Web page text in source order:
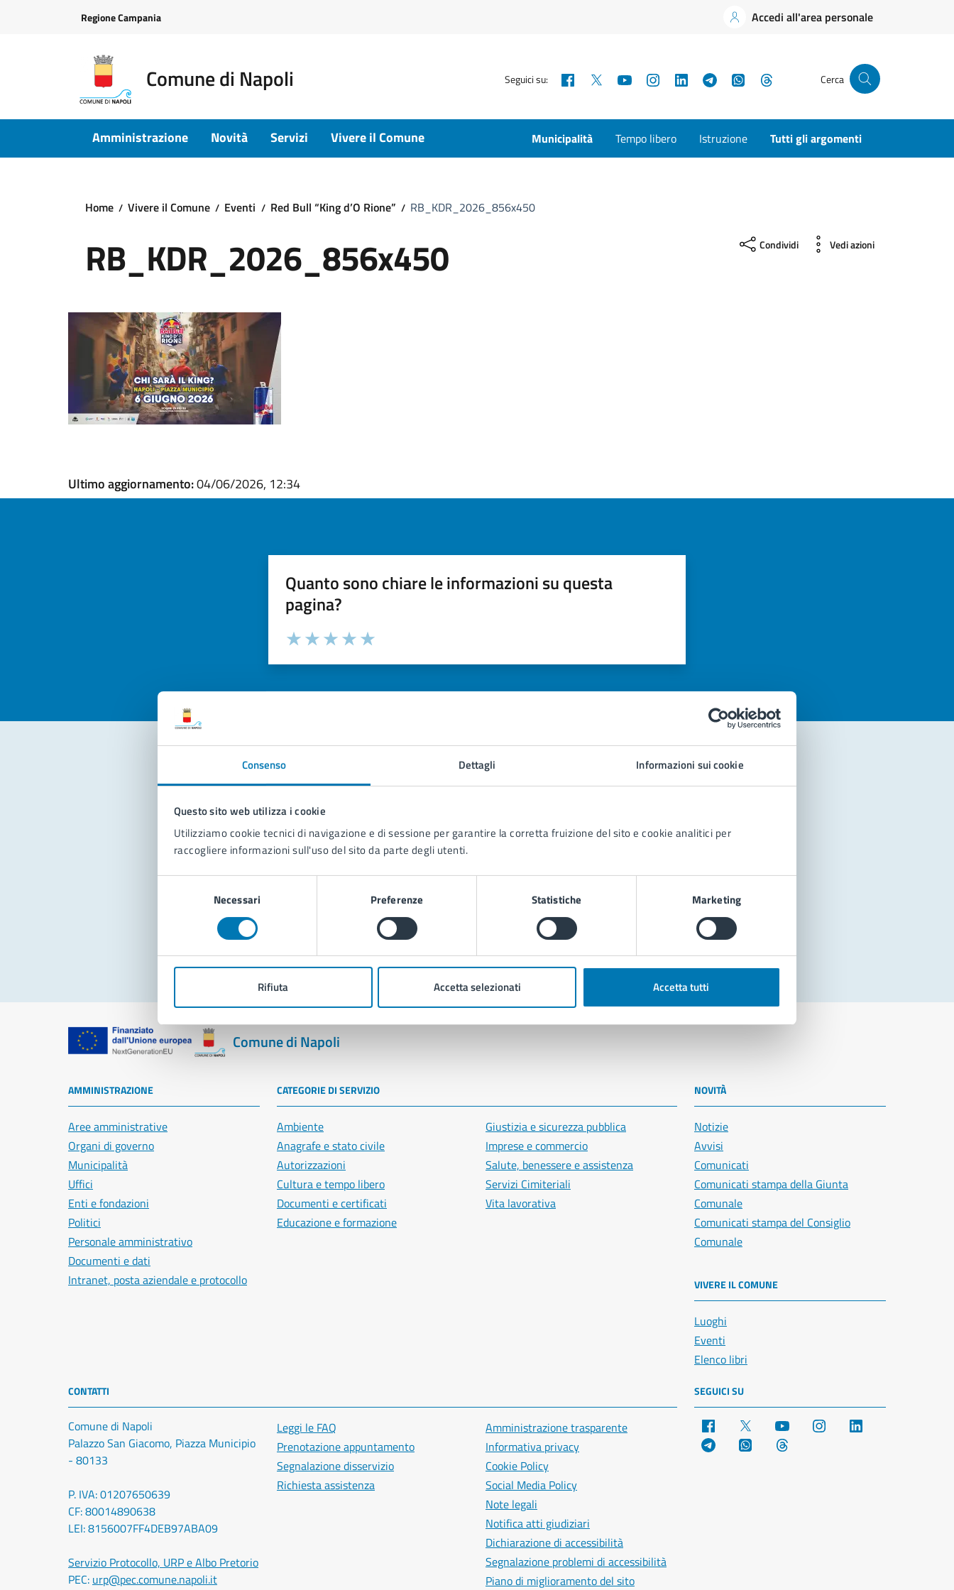
Consenso Dettagli Informazioni sui cookie
Questo sito web utilizza i cookie
Utilizziamo cookie tecnici di navigazione e di sessione per garantire la corretta fruizione del sito e cookie analitici per
raccogliere informazioni sull'uso del sito da parte degli utenti.
Necessari Preferenze Statistiche Marketing
Rifiuta Accetta selezionati Accetta tutti
Regione Campania Accedi all'area personale
Comune di Napoli Seguici su: Facebook YouTubeInstagramLinkedInTelegramWhatsApp Cerca
Amministrazione Novità Servizi Vivere il Comune Municipalità Tempo libero Istruzione Tutti gli argomenti
Home Vivere il Comune Eventi Red Bull “King d’O Rione” RB_KDR_2026_856x450
RB_KDR_2026_856x450 Condividi Vedi azioni
Ultimo aggiornamento:04/06/2026, 12:34
Quanto sono chiare le informazioni su questa
pagina?
Valuta la chiarezza delle informazioni (da 1 a 5 stelle)
Seleziona il numero di stelle per valutare la chiarezza delle informazioni
Contatta il comune
Leggi le domande frequenti
Richiedi assistenza
Prenota appuntamento
Problemi in città
Segnala disservizio
Comune di Napoli
AMMINISTRAZIONE
Aree amministrative
Organi di governo
Municipalità
Uffici
Enti e fondazioni
Politici
Personale amministrativo
Documenti e dati
Intranet, posta aziendale e protocollo
CATEGORIE DI SERVIZIO
Ambiente
Anagrafe e stato civile
Autorizzazioni
Cultura e tempo libero
Documenti e certificati
Educazione e formazione
Giustizia e sicurezza pubblica
Imprese e commercio
Salute, benessere e assistenza
Servizi Cimiteriali
Vita lavorativa
NOVITÀ
Notizie
Avvisi
Comunicati
Comunicati stampa della Giunta
Comunale
Comunicati stampa del Consiglio
Comunale
VIVERE IL COMUNE
Luoghi
Eventi
Elenco libri
CONTATTI
Comune di Napoli
Palazzo San Giacomo, Piazza Municipio
- 80133
P. IVA: 01207650639
CF: 80014890638
LEI: 8156007FF4DEB97ABA09
Servizio Protocollo, URP e Albo Pretorio
PEC: urp@pec.comune.napoli.it
Leggi le FAQ
Prenotazione appuntamento
Segnalazione disservizio
Richiesta assistenza
Amministrazione trasparente
Informativa privacy
Cookie Policy
Social Media Policy
Note legali
Notifica atti giudiziari
Dichiarazione di accessibilità
Segnalazione problemi di accessibilità
Piano di miglioramento del sito
SEGUICI SU
Facebook YouTube Instagram
Telegram WhatsApp